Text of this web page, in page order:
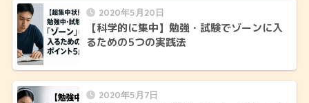
2020年5月20日
【科学的に集中】勉強・試験でゾーンに入
るための5つの実践法
2020年5月7日